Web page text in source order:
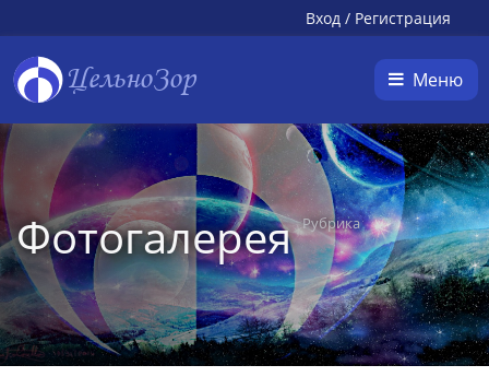
Вход / Регистрация
ЦельноЗор Меню
ФотогалереяРубрика